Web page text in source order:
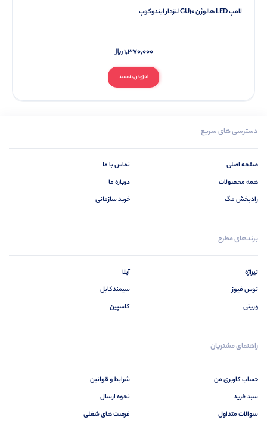
لامپ LED هالوژن GU10 لنزدار ایندوکوپ
افزودن به سبد
1,370,000
دسترسی های سریع
صفحه اصلی
همه محصولات
رادپخش مگ
تماس با ما
درباره ما
خرید سازمانی
برندهای مطرح
تیراژه
توس فیوز
وریتی
آیلا
سیمندکابل
کاسپین
راهنمای مشتریان
حساب کاربری من
سبد خرید
سوالات متداول
شرایط و قوانین
نحوه ارسال
فرصت های شغلی